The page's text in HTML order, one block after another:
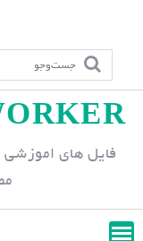
p
n
فایل های